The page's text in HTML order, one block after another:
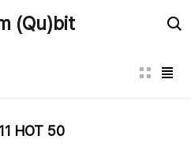
(Qu)bit
HOT 50